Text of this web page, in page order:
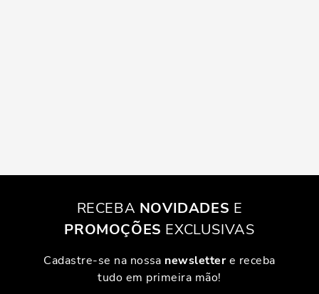
RECEBA NOVIDADES E
PROMOÇÕES EXCLUSIVAS
Cadastre-se na nossa newslettere receba
tudo em primeira mão!